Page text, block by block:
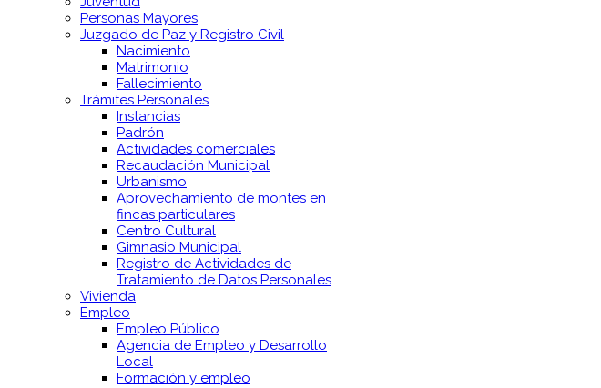
Personas Mayores
Juzgado de Paz y Registro Civil
Nacimiento
Matrimonio
Fallecimiento
Trámites Personales
Instancias
Padrón
Actividades comerciales
Recaudación Municipal
Urbanismo
Aprovechamiento de montes en
fincas particulares
Centro Cultural
Gimnasio Municipal
Registro de Actividades de
Tratamiento de Datos Personales
Vivienda
Empleo
Empleo Público
Agencia de Empleo y Desarrollo
Local
Formación y empleo